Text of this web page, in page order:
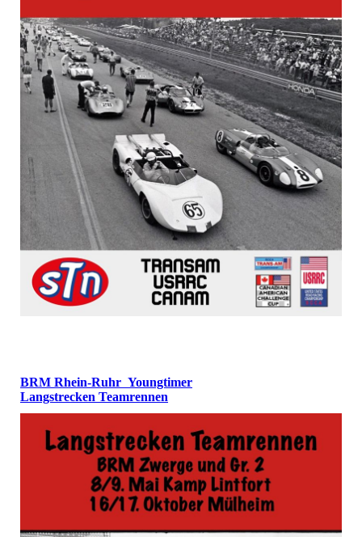
BRM Rhein-Ruhr Youngtimer
Langstrecken Teamrennen